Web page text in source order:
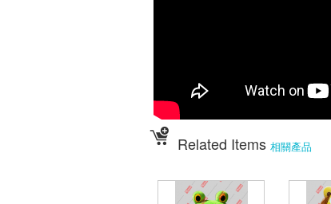
Related Items 相關產品